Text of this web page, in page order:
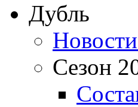
Дубль
Сезон